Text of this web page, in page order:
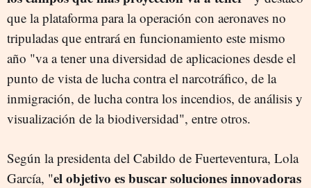
que la plataforma para la operación con aeronaves no
tripuladas que entrará en funcionamiento este mismo
año "va a tener una diversidad de aplicaciones desde el
punto de vista de lucha contra el narcotráfico, de la
inmigración, de lucha contra los incendios, de análisis y
visualización de la biodiversidad", entre otros.
Según la presidenta del Cabildo de Fuerteventura, Lola
García, "el objetivo es buscar soluciones innovadoras